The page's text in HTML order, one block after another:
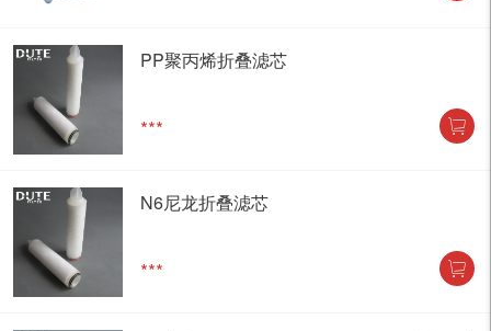
PP聚丙烯折叠滤芯
***
N6尼龙折叠滤芯
***